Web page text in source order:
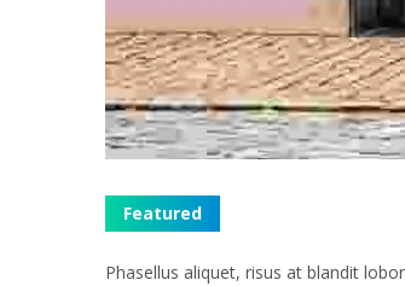
Featured
Phasellus aliquet, risus at blandit